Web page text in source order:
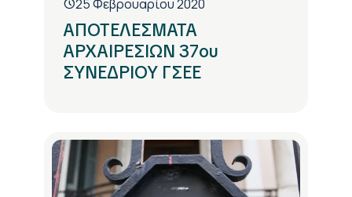
25 Φεβρουαρίου 2020
ΑΠΟΤΕΛΕΣΜΑΤΑ
ΑΡΧΑΙΡΕΣΙΩΝ 37ου
ΣΥΝΕΔΡΙΟΥ ΓΣΕΕ